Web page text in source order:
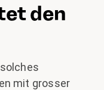
den
mit grosser